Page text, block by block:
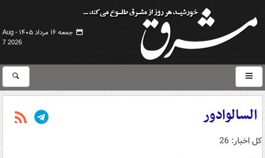
جمعه ۱۶ مرداد ۱۴۰۵ -
Aug
7 2026
السالوادور
کل اخبار: 26